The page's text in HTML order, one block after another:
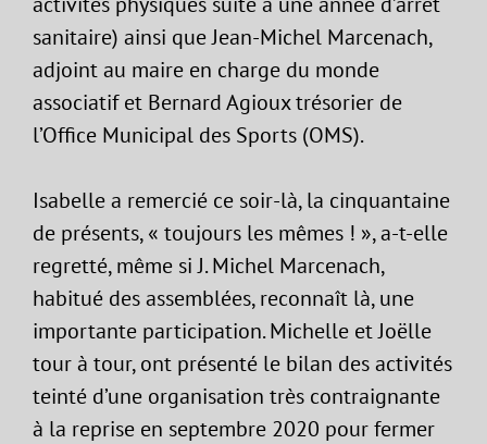
sanitaire) ainsi que Jean-Michel Marcenach,
adjoint au maire en charge du monde
associatif et Bernard Agioux trésorier de
l’Office Municipal des Sports (OMS).
Isabelle a remercié ce soir-là, la cinquantaine
de présents, « toujours les mêmes ! », a-t-elle
regretté, même si J. Michel Marcenach,
habitué des assemblées, reconnaît là, une
importante participation. Michelle et Joëlle
tour à tour, ont présenté le bilan des activités
teinté d’une organisation très contraignante
à la reprise en septembre 2020 pour fermer